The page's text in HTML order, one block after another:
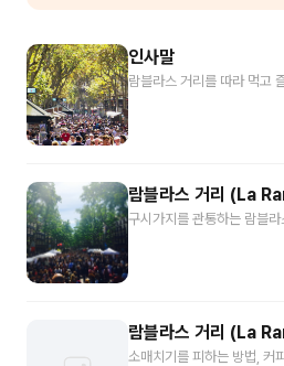
인사말
람블라스 거리를 따라 먹고
람블라스 거리 (La
구시가지를 관통하는 람블라
람블라스 거리 (La
소매치기를 피하는 방법, 커